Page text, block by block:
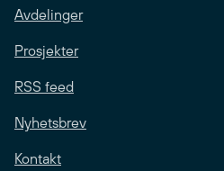
Avdelinger
Prosjekter
RSS feed
Nyhetsbrev
Kontakt